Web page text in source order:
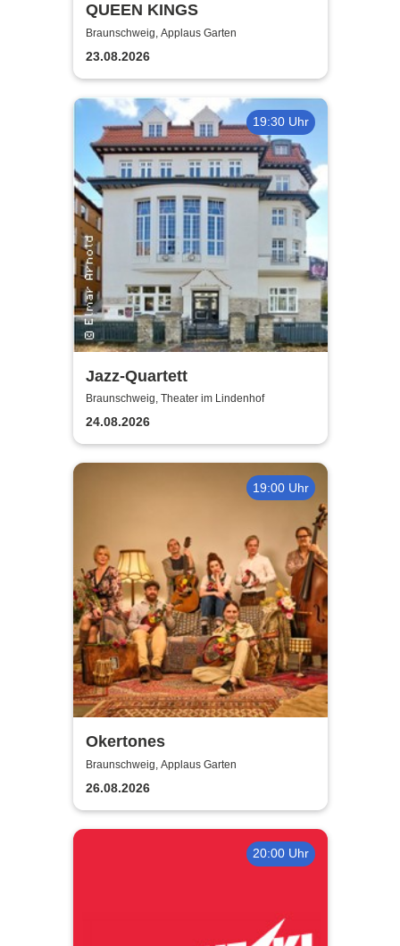
QUEEN KINGS
Braunschweig, Applaus Garten
23.08.2026
19:30 Uhr
Jazz-Quartett
Braunschweig, Theater im Lindenhof
24.08.2026
19:00 Uhr
Okertones
Braunschweig, Applaus Garten
26.08.2026
20:00 Uhr